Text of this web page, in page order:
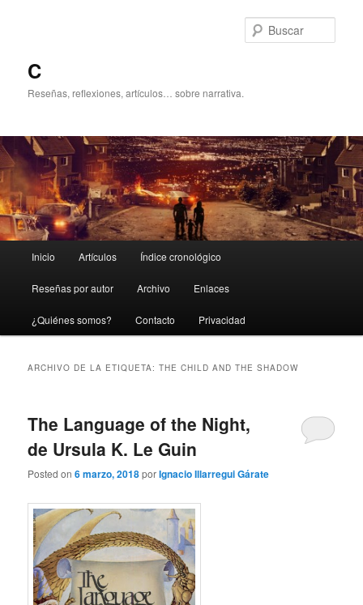
C
Reseñas, reflexiones, artículos… sobre narrativa.
principal
Inicio Artículos Índice cronológico
Reseñas por autor Archivo Enlaces
¿Quiénes somos? Contacto Privacidad
ARCHIVO DE LA ETIQUETA:THE CHILD AND THE SHADOW
The Language of the Night,
de Ursula K. Le Guin
Posted on6 marzo, 2018porIgnacio Illarregui Gárate